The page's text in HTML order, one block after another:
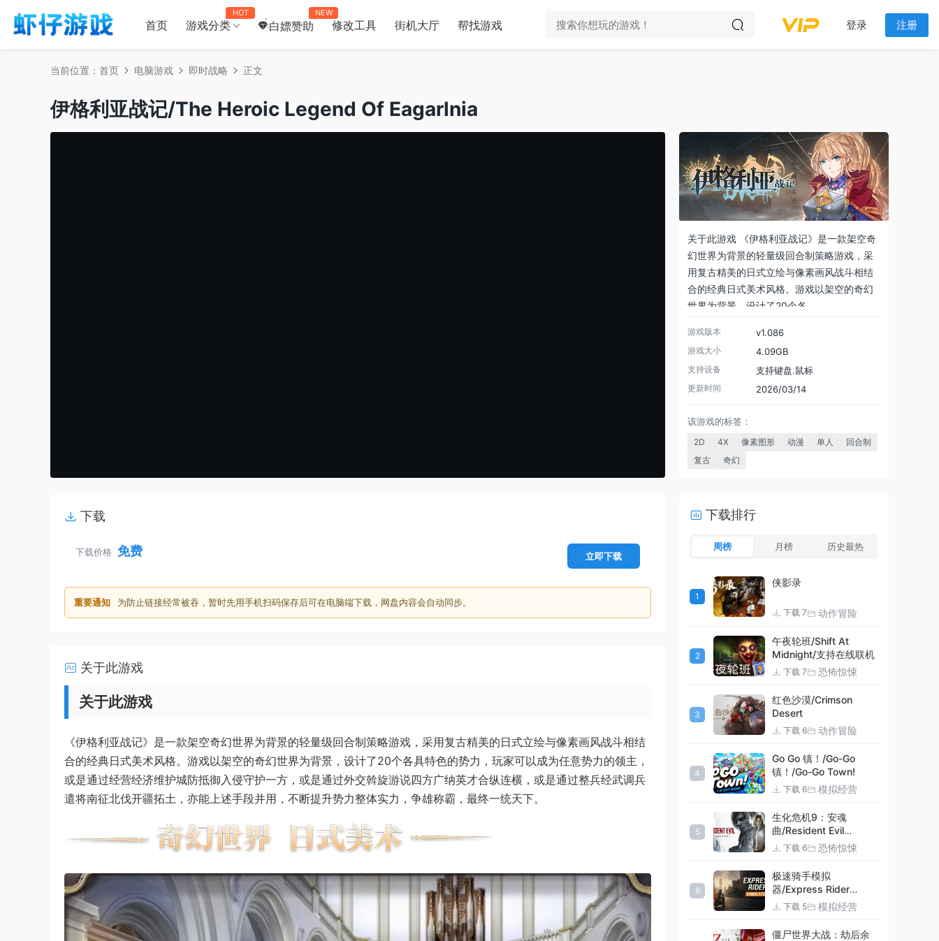
首页 游戏分类
HOT
白嫖赞助
NEW
修改工具 街机大厅 帮找游戏 登录 注册
当前位置： 首页 电脑游戏 即时战略 正文
伊格利亚战记/The Heroic Legend Of Eagarlnia
关于此游戏 《伊格利亚战记》是一款架空奇
幻世界为背景的轻量级回合制策略游戏，采
用复古精美的日式立绘与像素画风战斗相结
合的经典日式美术风格。游戏以架空的奇幻
世界为背景，设计了20个各…
游戏版本 v1.086
游戏大小 4.09GB
支持设备 支持键盘.鼠标
更新时间 2026/03/14
该游戏的标签：
2D 4X 像素图形 动漫 单人
回合制
复古
奇幻
下载
下载价格 免费 立即下载
重要通知 为防止链接经常被吞，暂时先用手机扫码保存后可在电脑端下载，网盘内容会自动同步。
关于此游戏
关于此游戏
《伊格利亚战记》是一款架空奇幻世界为背景的轻量级回合制策略游戏，采用复古精美的日式立绘与像素画风战斗相结
合的经典日式美术风格。游戏以架空的奇幻世界为背景，设计了20个各具特色的势力，玩家可以成为任意势力的领主，
或是通过经营经济维护城防抵御入侵守护一方，或是通过外交斡旋游说四方广纳英才合纵连横，或是通过整兵经武调兵
遣将南征北伐开疆拓土，亦能上述手段并用，不断提升势力整体实力，争雄称霸，最终一统天下。
下载排行
周榜 月榜 历史最热
1
侠影录
下载 7 动作冒险
2
午夜轮班/Shift At
Midnight/支持在线联机
下载 7 恐怖惊悚
3
红色沙漠/Crimson
Desert
下载 6 动作冒险
4
Go Go 镇！/Go-Go
镇！/Go-Go Town!
下载 6 模拟经营
5
生化危机9：安魂
曲/Resident Evil
Requiem
下载 6 恐怖惊悚
6
极速骑手模拟
器/Express Rider
Simulator
下载 5 模拟经营
僵尸世界大战：劫后余